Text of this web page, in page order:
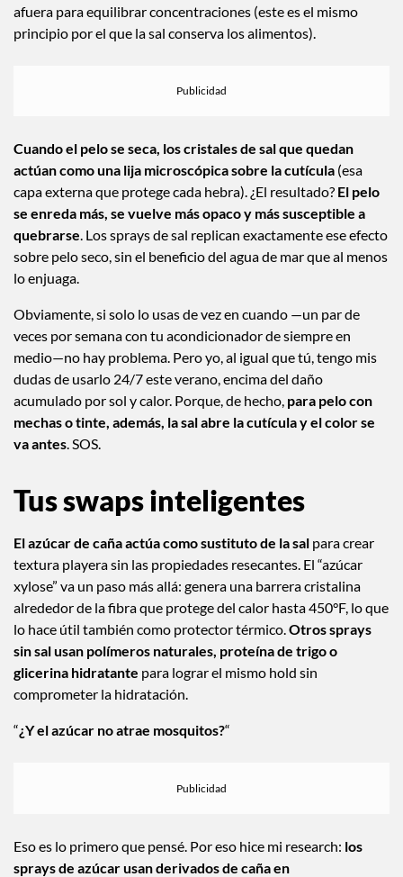
afuera para equilibrar concentraciones (este es el mismo
principio por el que la sal conserva los alimentos).
Cuando el pelo se seca, los cristales de sal que quedan
actúan como una lija microscópica sobre la cutícula (esa
capa externa que protege cada hebra). ¿El resultado? El pelo
se enreda más, se vuelve más opaco y más susceptible a
quebrarse. Los sprays de sal replican exactamente ese efecto
sobre pelo seco, sin el beneficio del agua de mar que al menos
lo enjuaga.
Obviamente, si solo lo usas de vez en cuando —un par de
veces por semana con tu acondicionador de siempre en
medio—no hay problema. Pero yo, al igual que tú, tengo mis
dudas de usarlo 24/7 este verano, encima del daño
acumulado por sol y calor. Porque, de hecho, para pelo con
mechas o tinte, además, la sal abre la cutícula y el color se
va antes. SOS.
Tus swaps inteligentes
El azúcar de caña actúa como sustituto de la sal para crear
textura playera sin las propiedades resecantes. El “azúcar
xylose” va un paso más allá: genera una barrera cristalina
alrededor de la fibra que protege del calor hasta 450°F, lo que
lo hace útil también como protector térmico.Otros sprays
sin sal usan polímeros naturales, proteína de trigo o
glicerina hidratante para lograr el mismo hold sin
comprometer la hidratación.
“¿Y el azúcar no atrae mosquitos?“
Eso es lo primero que pensé. Por eso hice mi research: los
sprays de azúcar usan derivados de caña en